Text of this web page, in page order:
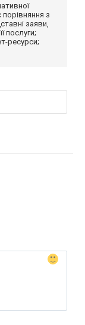
з
заяви,
послуги;
ресурси;